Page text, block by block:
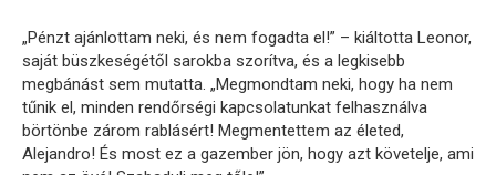
„Pénzt ajánlottam neki, és nem fogadta el!” – kiáltotta Leonor,
saját büszkeségétől sarokba szorítva, és a legkisebb
megbánást sem mutatta. „Megmondtam neki, hogy ha nem
tűnik el, minden rendőrségi kapcsolatunkat felhasználva
börtönbe zárom rablásért! Megmentettem az életed,
Alejandro! És most ez a gazember jön, hogy azt követelje, ami